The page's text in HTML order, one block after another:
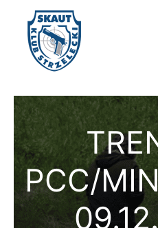
PCC/